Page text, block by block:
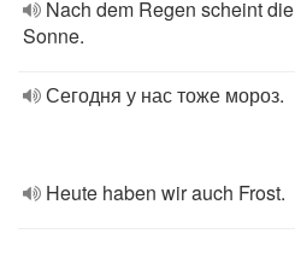
Nach dem Regen scheint die
Sonne.
Сегодня у нас тоже мороз.
Heute haben wir auch Frost.